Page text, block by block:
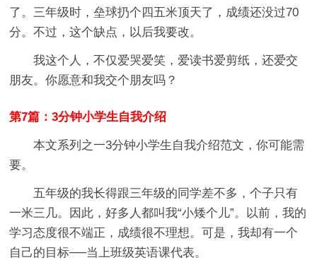
了。三年级时，垒球扔个四五米顶天了，成绩还没过70
分。不过，这个缺点，以后我要改。
我这个人，不仅爱哭爱笑，爱读书爱剪纸，还爱交
朋友。你愿意和我交个朋友吗？
第7篇：3分钟小学生自我介绍
本文系列之一3分钟小学生自我介绍范文，你可能需
要。
五年级的我长得跟三年级的同学差不多，个子只有
一米三几。因此，好多人都叫我“小矮个儿”。以前，我的
学习态度很不端正，成绩很不理想。可是，我却有一个
自己的目标──当上班级英语课代表。